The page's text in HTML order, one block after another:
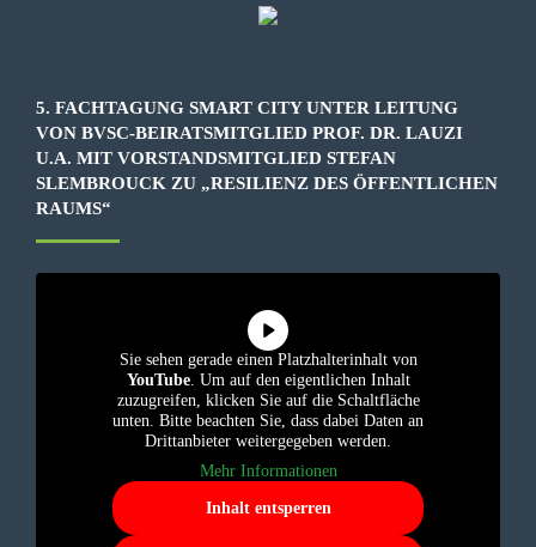
5. FACHTAGUNG SMART CITY UNTER LEITUNG
VON BVSC-BEIRATSMITGLIED PROF. DR. LAUZI
U.A. MIT VORSTANDSMITGLIED STEFAN
SLEMBROUCK ZU „RESILIENZ DES ÖFFENTLICHEN
RAUMS“
Sie sehen gerade einen Platzhalterinhalt von
YouTube. Um auf den eigentlichen Inhalt
zuzugreifen, klicken Sie auf die Schaltfläche
unten. Bitte beachten Sie, dass dabei Daten an
Drittanbieter weitergegeben werden.
Mehr Informationen
Inhalt entsperren